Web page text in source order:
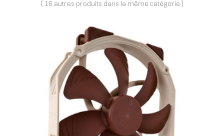
( 16 autres produits dans la même catégorie )